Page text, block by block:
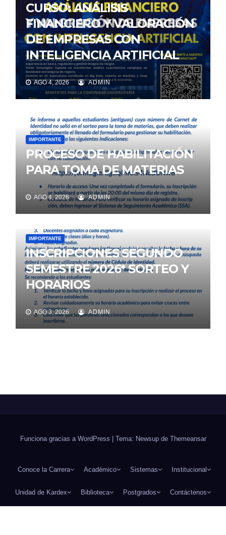
CURSO: ANÁLISIS
FINANCIERO Y VALORACIÓN
DE EMPRESAS CON
INTELIGENCIA ARTIFICIAL
AGO 4, 2026 ADMIN
IMPORTANTE
PROCESO DE HABILITACIÓN
PARA TOMA DE MATERIAS
AGO 4, 2026 ADMIN
IMPORTANTE
INSCRIPCIONES SEGUNDO
SEMESTRE 2026* SORTEO Y
HORARIOS
AGO 3, 2026 ADMIN
Funciona gracias a WordPress Tema: Newsup de Themeansar
Conoce la Carrera Académico Sistemas Institucional
Unidad de Kardex Biblioteca Postgrados Contáctenos